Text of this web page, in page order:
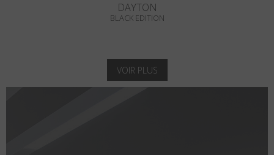
DAYTON
BLACK EDITION
VOIR PLUS